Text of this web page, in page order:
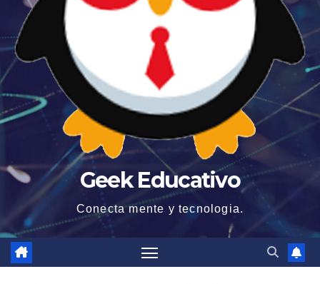
Geek Educativo
Conecta mente y tecnologia.